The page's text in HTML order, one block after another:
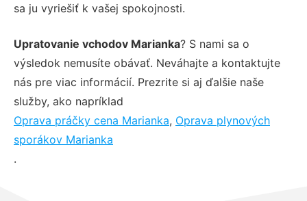
sa ju vyriešiť k vašej spokojnosti.
Upratovanie vchodov Marianka? S nami sa o
výsledok nemusíte obávať. Neváhajte a kontaktujte
nás pre viac informácií. Prezrite si aj ďalšie naše
služby, ako napríklad
Oprava práčky cena Marianka, Oprava plynových
sporákov Marianka
.